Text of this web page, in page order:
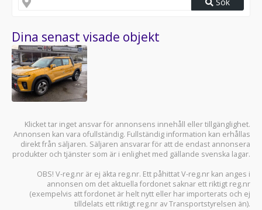
Dina senast visade objekt
Klicket tar inget ansvar för annonsens innehåll eller tillgänglighet.
Annonsen kan vara ofullständig. Fullständig information kan erhållas
direkt från säljaren. Säljaren ansvarar för att de endast annonsera
produkter och tjänster som är i enlighet med gällande svenska lagar.
OBS! V-reg.nr är ej äkta reg.nr. Ett påhittat V-reg.nr kan anges i
annonsen om det aktuella fordonet saknar ett riktigt reg.nr
(exempelvis att fordonet är helt nytt eller har importerats och ej
tilldelats ett riktigt reg.nr av Transportstyrelsen än).